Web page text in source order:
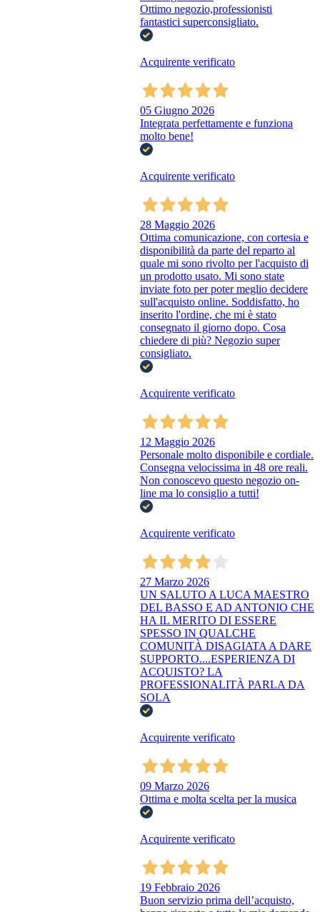
Ottimo negozio,professionisti
fantastici superconsigliato.
Acquirente verificato
05 Giugno 2026
Integrata perfettamente e funziona
molto bene!
Acquirente verificato
28 Maggio 2026
Ottima comunicazione, con cortesia e
disponibilità da parte del reparto al
quale mi sono rivolto per l'acquisto di
un prodotto usato. Mi sono state
inviate foto per poter meglio decidere
sull'acquisto online. Soddisfatto, ho
inserito l'ordine, che mi è stato
consegnato il giorno dopo. Cosa
chiedere di più? Negozio super
consigliato.
Acquirente verificato
12 Maggio 2026
Personale molto disponibile e cordiale.
Consegna velocissima in 48 ore reali.
Non conoscevo questo negozio on-
line ma lo consiglio a tutti!
Acquirente verificato
27 Marzo 2026
UN SALUTO A LUCA MAESTRO
DEL BASSO E AD ANTONIO CHE
HA IL MERITO DI ESSERE
SPESSO IN QUALCHE
COMUNITÀ DISAGIATA A DARE
SUPPORTO....ESPERIENZA DI
ACQUISTO? LA
PROFESSIONALITÀ PARLA DA
SOLA
Acquirente verificato
09 Marzo 2026
Ottima e molta scelta per la musica
Acquirente verificato
19 Febbraio 2026
Buon servizio prima dell’acquisto,